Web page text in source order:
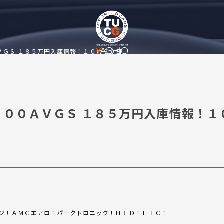
Ｓ １８５万円入庫情報！１０月３０日
０ＡＶＧＳ １８５万円入庫情報！１
ＡＭＧエアロ！パークトロニック！ＨＩＤ！ＥＴＣ！